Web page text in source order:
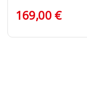
169,00 €